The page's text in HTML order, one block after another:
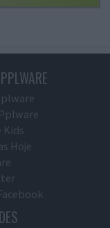
Kids
Hoje